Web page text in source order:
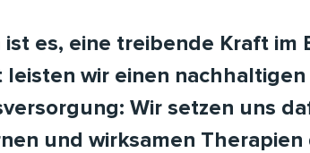
ist es, eine treibende Kraft im
leisten wir einen
Wir setzen uns
und wirksamen